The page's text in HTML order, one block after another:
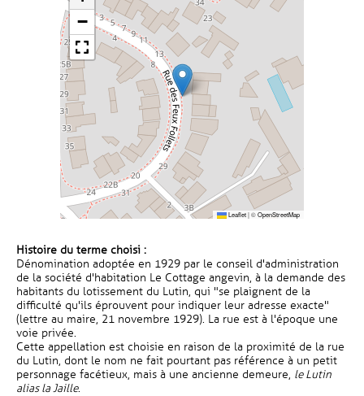
−
Leaflet|©OpenStreetMap
Histoire du terme choisi :
Dénomination adoptée en 1929 par le conseil d'administration
de la société d'habitation Le Cottage angevin, à la demande des
habitants du lotissement du Lutin, qui "se plaignent de la
difficulté qu'ils éprouvent pour indiquer leur adresse exacte"
(lettre au maire, 21 novembre 1929). La rue est à l'époque une
voie privée.
Cette appellation est choisie en raison de la proximité de la rue
du Lutin, dont le nom ne fait pourtant pas référence à un petit
personnage facétieux, mais à une ancienne demeure, le Lutin
alias la Jaille.